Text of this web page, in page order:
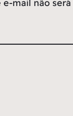
mail não